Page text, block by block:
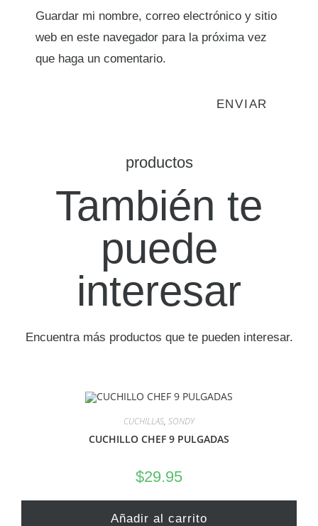
Guardar mi nombre, correo electrónico y sitio
web en este navegador para la próxima vez
que haga un comentario.
productos
También te
puede
interesar
Encuentra más productos que te pueden interesar.
CUCHILLAS, SONDY
CUCHILLO CHEF 9 PULGADAS
$29.95
Añadir al carrito